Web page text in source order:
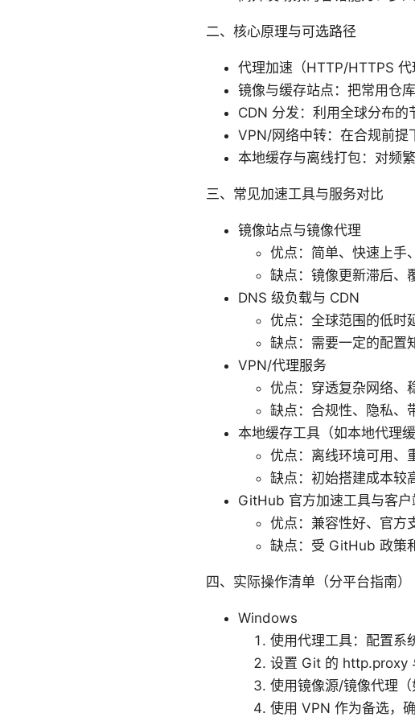
二、核心原理与可选路径
代理加速（HTTP/HTTPS
镜像与缓存站点：把常用仓
CDN 分发：利用全球分布的
VPN/网络中转：在合规前提
本地缓存与离线打包：对频
三、常见加速工具与服务对比
镜像站点与镜像代理
优点：简单、快速上手
缺点：镜像更新滞后、
DNS 级负载与 CDN
优点：全球范围的低时
缺点：需要一定的配置
VPN/代理服务
优点：穿透复杂网络、
缺点：合规性、隐私、
本地缓存工具（如本地代理
优点：离线环境可用、
缺点：初始搭建成本较
GitHub 官方加速工具与客户
优点：兼容性好、官方
缺点：受 GitHub 政策
四、实际操作清单（分平台指南）
Windows
使用代理工具：配置系
设置 Git 的 http.proxy
使用镜像源/镜像代理（
使用 VPN 作为备选，